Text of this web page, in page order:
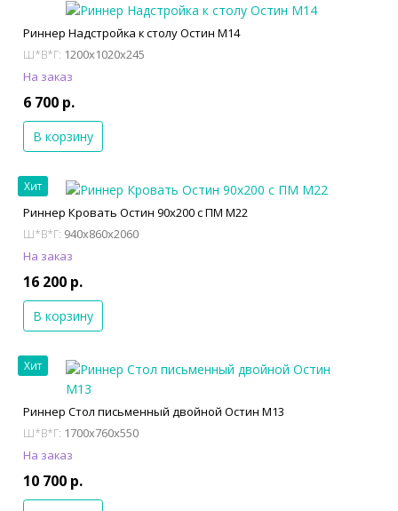
Риннер Надстройка к столу Остин М14
Ш*В*Г: 1200x1020x245
На заказ
6 700 р.
В корзину
Хит
Риннер Кровать Остин 90х200 с ПМ М22
Ш*В*Г: 940x860x2060
На заказ
16 200 р.
В корзину
Хит
Риннер Стол письменный двойной Остин М13
Ш*В*Г: 1700x760x550
На заказ
10 700 р.